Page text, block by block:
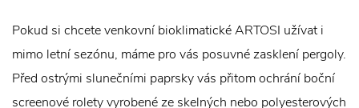
Pokud si chcete venkovní bioklimatické ARTOSI užívat i
mimo letní sezónu, máme pro vás posuvné zasklení pergoly.
Před ostrými slunečními paprsky vás přitom ochrání boční
screenové rolety vyrobené ze skelných nebo polyesterových